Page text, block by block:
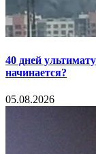
40 дней
начинается?
05.08.2026